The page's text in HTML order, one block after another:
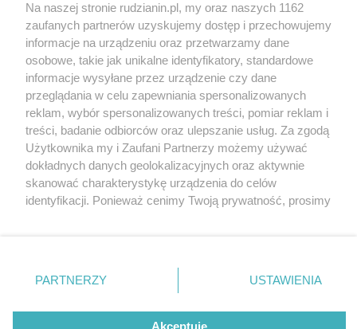
2 / 0
Wydawca mediów
Nie zapomnij
zapoznać się z:
polityką prywatności regulamin korzystania z portali
Twojemiasto
Piekary Śląskie
Chorzów
Tarnowskie Góry
Gliwice
Skontakuj sięz nami
Kontakt
Wydawca
Redakcja
Na naszej stronie rudzianin.pl, my oraz naszych 1162
zaufanych partnerów uzyskujemy dostęp i przechowujemy
informacje na urządzeniu oraz przetwarzamy dane
osobowe, takie jak unikalne identyfikatory, standardowe
informacje wysyłane przez urządzenie czy dane
przeglądania w celu zapewniania spersonalizowanych
reklam, wybór spersonalizowanych treści, pomiar reklam i
treści, badanie odbiorców oraz ulepszanie usług. Za zgodą
Użytkownika my i Zaufani Partnerzy możemy używać
dokładnych danych geolokalizacyjnych oraz aktywnie
skanować charakterystykę urządzenia do celów
identyfikacji. Ponieważ cenimy Twoją prywatność, prosimy
prywatności znajdujący się w lewym dolnym rogu strony
. Niektóre rodzaje przetwarzania danych nie wymagają
zgody użytkownika, ale masz prawo sprzeciwić się
takiemu przetwarzaniu. Preferencje będą miały
PARTNERZY USTAWIENIA
Akceptuję